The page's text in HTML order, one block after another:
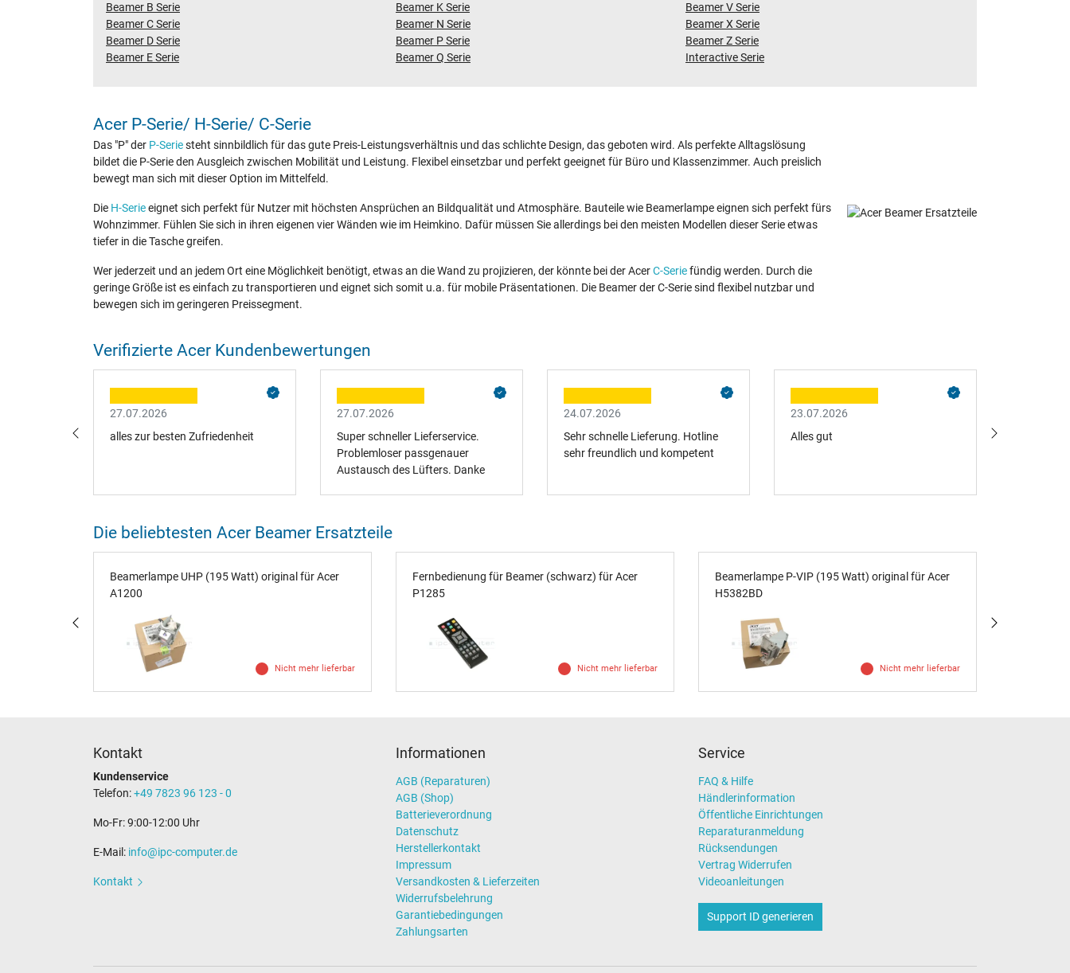
Beamer B Serie
Beamer C Serie
Beamer D Serie
Beamer E Serie
Beamer K Serie
Beamer N Serie
Beamer P Serie
Beamer Q Serie
Beamer V Serie
Beamer X Serie
Beamer Z Serie
Interactive Serie
Acer P-Serie/ H-Serie/ C-Serie
Das "P" der P-Seriesteht sinnbildlich für das gute Preis-Leistungsverhältnis und das schlichte Design, das geboten wird. Als perfekte Alltagslösung
bildet die P-Serie den Ausgleich zwischen Mobilität und Leistung. Flexibel einsetzbar und perfekt geeignet für Büro und Klassenzimmer. Auch preislich
bewegt man sich mit dieser Option im Mittelfeld.
Die H-Serieeignet sich perfekt für Nutzer mit höchsten Ansprüchen an Bildqualität und Atmosphäre. Bauteile wie Beamerlampe eignen sich perfekt fürs
Wohnzimmer. Fühlen Sie sich in ihren eigenen vier Wänden wie im Heimkino. Dafür müssen Sie allerdings bei den meisten Modellen dieser Serie etwas
tiefer in die Tasche greifen.
Wer jederzeit und an jedem Ort eine Möglichkeit benötigt, etwas an die Wand zu projizieren, der könnte bei der AcerC-Seriefündig werden. Durch die
geringe Größe ist es einfach zu transportieren und eignet sich somit u.a. für mobile Präsentationen. Die Beamer der C-Serie sind flexibel nutzbar und
bewegen sich im geringeren Preissegment.
Verifizierte Acer Kundenbewertungen
27.07.2026
alles zur besten Zufriedenheit
27.07.2026
Super schneller Lieferservice.
Problemloser passgenauer
Austausch des Lüfters. Danke
24.07.2026
Sehr schnelle Lieferung. Hotline
sehr freundlich und kompetent
23.07.2026
Alles gut
Die beliebtesten Acer Beamer Ersatzteile
Beamerlampe UHP (195 Watt) original für Acer
A1200
Nicht mehr lieferbar
Fernbedienung für Beamer (schwarz) für Acer
P1285
Nicht mehr lieferbar
Beamerlampe P-VIP (195 Watt) original für Acer
H5382BD
Nicht mehr lieferbar
Kontakt
Kundenservice
Telefon:+49 7823 96 123 - 0
Mo-Fr: 9:00-12:00 Uhr
E-Mail: info@ipc-computer.de
Kontakt
Informationen
AGB (Reparaturen)
AGB (Shop)
Batterieverordnung
Datenschutz
Herstellerkontakt
Impressum
Versandkosten & Lieferzeiten
Widerrufsbelehrung
Garantiebedingungen
Zahlungsarten
Service
FAQ & Hilfe
Händlerinformation
Öffentliche Einrichtungen
Reparaturanmeldung
Rücksendungen
Vertrag Widerrufen
Videoanleitungen
Support ID generieren